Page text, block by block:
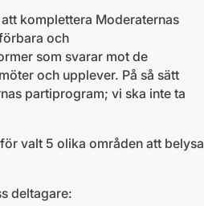
komplettera Moderaternas
och
som svarar mot de
och upplever. På så sätt
partiprogram; vi ska inte ta
valt 5 olika områden att belysa
deltagare: